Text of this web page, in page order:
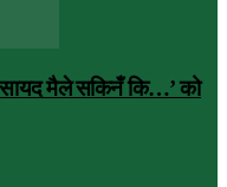
‘सायद मैले सकिनँ कि…’ को